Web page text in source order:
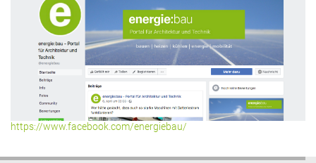
https://www.facebook.com/energiebau/